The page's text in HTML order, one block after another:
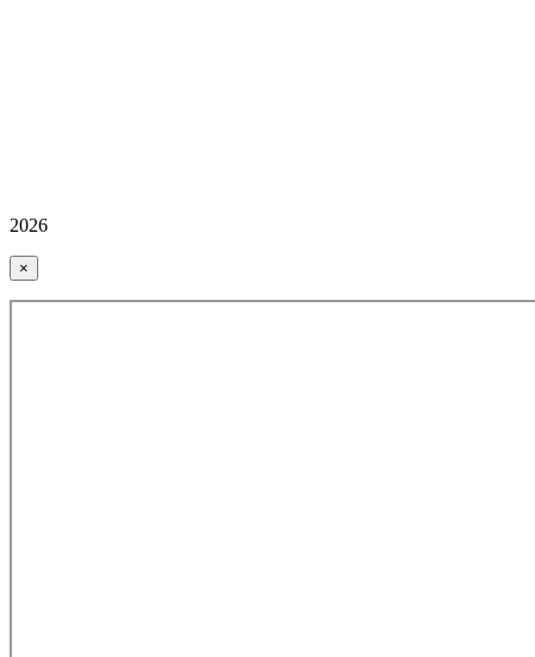
2026
×